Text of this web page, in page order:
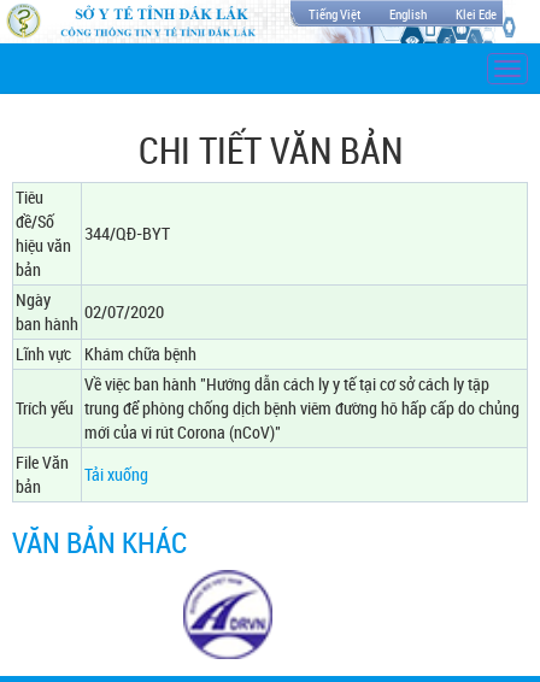
Tiếng Việt English Klei Ede
CHI TIẾT VĂN BẢN
Tiêu
đề/Số
hiệu văn
bản
344/QĐ-BYT
Ngày
ban hành
02/07/2020
Lĩnh vực
Khám chữa bệnh
Trích yếu
Về việc ban hành "Hướng dẫn cách ly y tế tại cơ sở cách ly tập
trung để phòng chống dịch bệnh viêm đường hô hấp cấp do chủng
mới của vi rút Corona (nCoV)"
File Văn
bản
Tải xuống
VĂN BẢN KHÁC